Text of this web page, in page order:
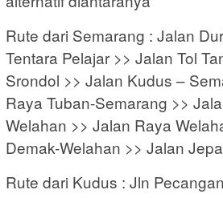
Rute dari Semarang : Jalan
Tentara Pelajar >> Jalan Tol
Srondol >> Jalan Kudus –
Raya Tuban-Semarang >>
Welahan >> Jalan Raya
Demak-Welahan >> Jalan
Rute dari Kudus : Jln